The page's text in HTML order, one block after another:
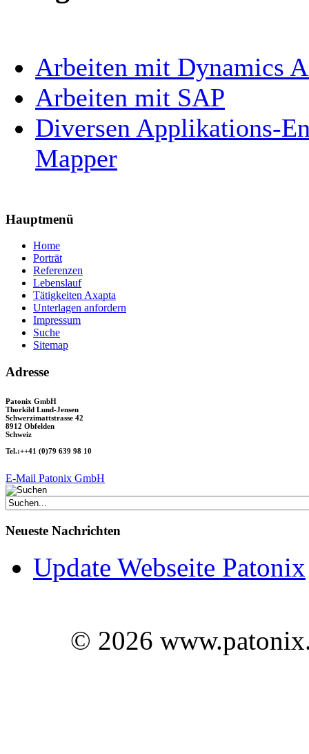
Arbeiten mit Dynamics
Arbeiten mit SAP
Diversen Applikations-
Mapper
Hauptmenü
Home
Porträt
Referenzen
Lebenslauf
Tätigkeiten Axapta
Unterlagen anfordern
Impressum
Suche
Sitemap
Adresse
Patonix GmbH
Thorkild Lund-Jensen
Schwerzimattstrasse 42
8912 Obfelden
Schweiz
Tel.:++41 (0)79 639 98 10
E-Mail Patonix GmbH
Neueste Nachrichten
Update Webseite Patonix
© 2026